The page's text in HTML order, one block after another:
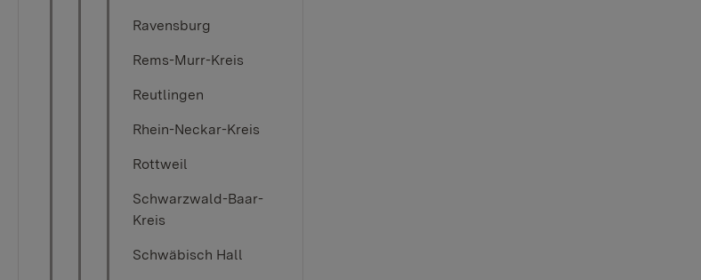
Ravensburg
Rems-Murr-Kreis
Reutlingen
Rhein-Neckar-Kreis
Rottweil
Schwarzwald-Baar-
Kreis
Schwäbisch Hall